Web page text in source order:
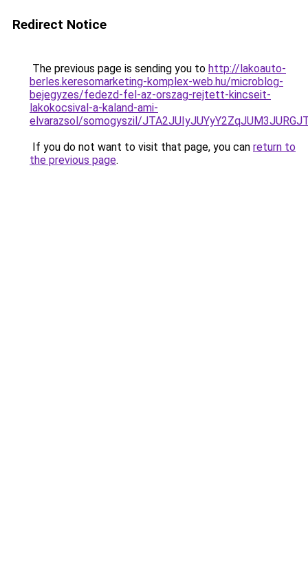
Redirect Notice
The previous page is sending you to http://lakoauto-
berles.keresomarketing-komplex-web.hu/microblog-
bejegyzes/fedezd-fel-az-orszag-rejtett-kincseit-
lakokocsival-a-kaland-ami-
elvarazsol/somogyszil/
If you do not want to visit that page, you can return to
the previous page.